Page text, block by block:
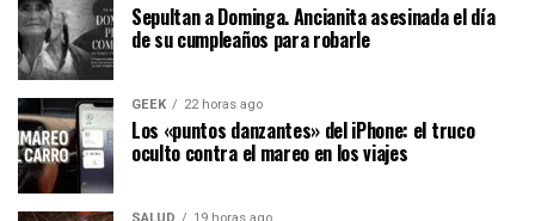
Sepultan a Dominga. Ancianita asesinada el día
de su cumpleaños para robarle
GEEK 22 horas ago
Los «puntos danzantes» del iPhone: el truco
oculto contra el mareo en los viajes
SALUD 19 horas ago